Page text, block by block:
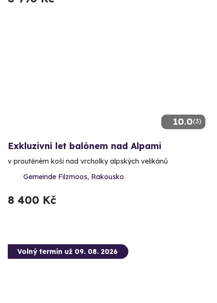
10.0(3)
Exkluzivní let balónem nad Alpami
v proutěném koši nad vrcholky alpských velikánů
Gemeinde Filzmoos, Rakousko
8 400 Kč
Volný termín už 09. 08. 2026